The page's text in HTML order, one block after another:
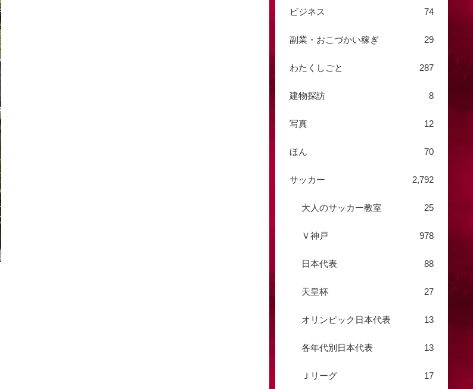
ビジネス 74
副業・おこづかい稼ぎ 29
わたくしごと 287
建物探訪 8
写真 12
ほん 70
サッカー 2,792
大人のサッカー教室 25
Ｖ神戸 978
日本代表 88
天皇杯 27
オリンピック日本代表 13
各年代別日本代表 13
Ｊリーグ 17